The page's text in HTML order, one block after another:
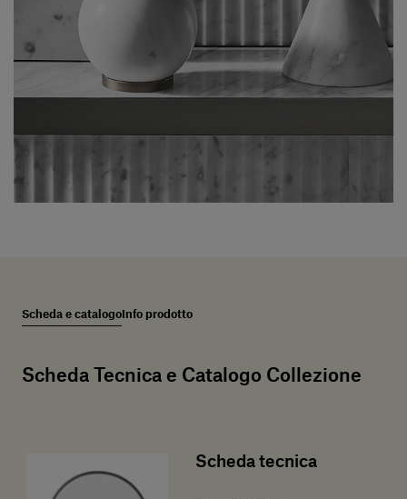
Scheda e catalogo Info prodotto
Scheda Tecnica e Catalogo Collezione
Scheda tecnica